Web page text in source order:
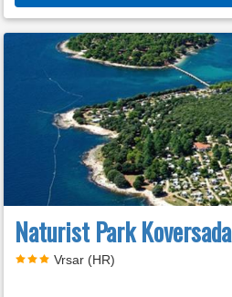
Naturist Park Koversada
Vrsar (HR)